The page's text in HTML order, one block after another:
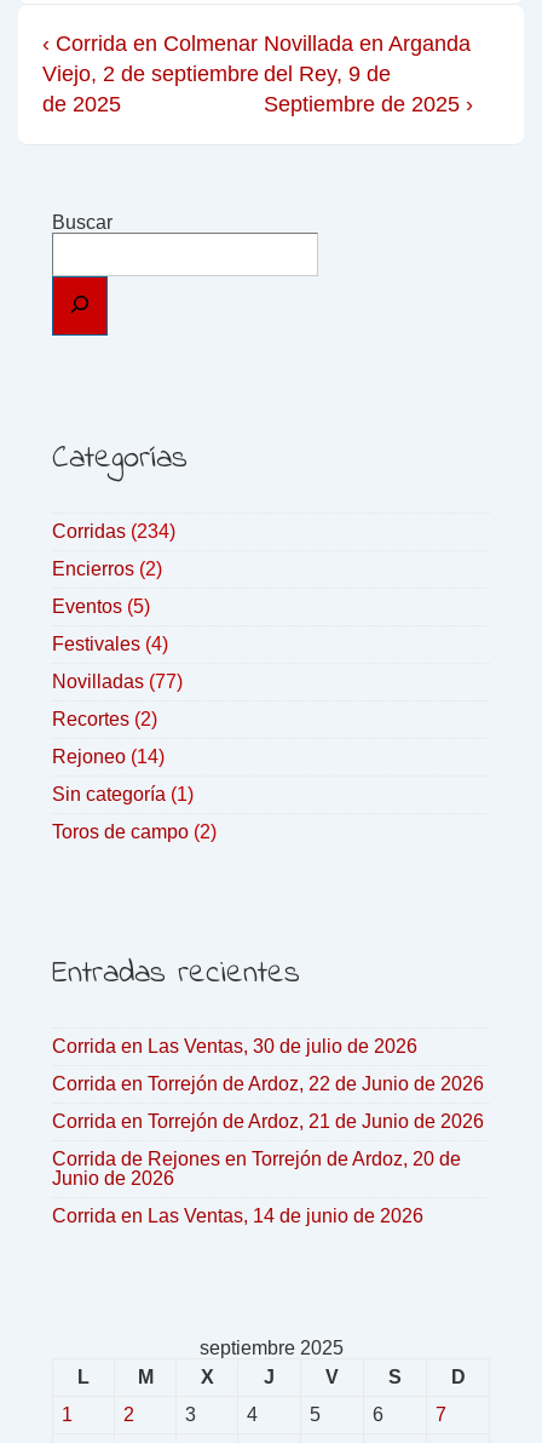
‹ Corrida en Colmenar
Viejo, 2 de septiembre
de 2025
Novillada en Arganda
del Rey, 9 de
Septiembre de 2025 ›
Buscar
Categorías
Corridas (234)
Encierros (2)
Eventos (5)
Festivales (4)
Novilladas (77)
Recortes (2)
Rejoneo (14)
Sin categoría (1)
Toros de campo (2)
Entradas recientes
Corrida en Las Ventas, 30 de julio de 2026
Corrida en Torrejón de Ardoz, 22 de Junio de 2026
Corrida en Torrejón de Ardoz, 21 de Junio de 2026
Corrida de Rejones en Torrejón de Ardoz, 20 de
Junio de 2026
Corrida en Las Ventas, 14 de junio de 2026
septiembre 2025
L
M X J V S
D
1
2 3 4 5 6
7